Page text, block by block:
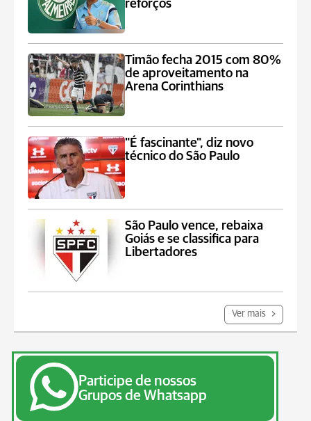
reforços
Timão fecha 2015 com 80%
de aproveitamento na
Arena Corinthians
"É fascinante", diz novo
técnico do São Paulo
São Paulo vence, rebaixa
Goiás e se classifica para
Libertadores
Ver mais
Participe de nossos
Grupos de Whatsapp